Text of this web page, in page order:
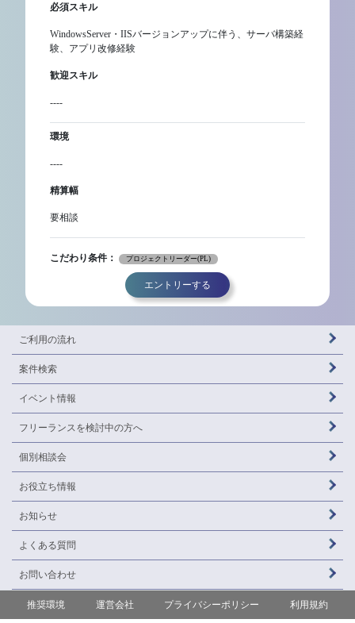
必須スキル
WindowsServer・IISバージョンアップに伴う、サーバ構築経
験、アプリ改修経験
歓迎スキル
----
環境
----
精算幅
要相談
こだわり条件： プロジェクトリーダー(PL)
エントリーする
ご利用の流れ
案件検索
イベント情報
フリーランスを検討中の方へ
個別相談会
お役立ち情報
お知らせ
よくある質問
お問い合わせ
推奨環境 運営会社 プライバシーポリシー 利用規約